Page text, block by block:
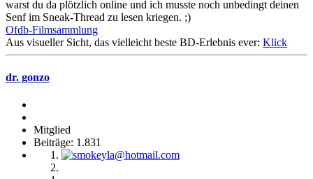
warst du da plötzlich online und ich musste noch unbedingt deinen
Senf im Sneak-Thread zu lesen kriegen. ;)
Ofdb-Filmsammlung
Aus visueller Sicht, das vielleicht beste BD-Erlebnis ever: Klick
dr. gonzo
Mitglied
Beiträge: 1.831